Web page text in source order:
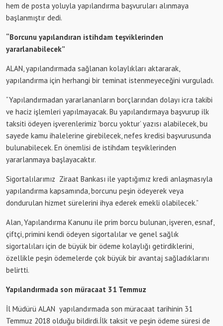
hem de posta yoluyla yapılandırma başvuruları alınmaya
başlanmıştır dedi.
“Borcunu yapılandıran istihdam teşviklerinden
yararlanabilecek”
ALAN, yapılandırmada sağlanan kolaylıkları aktararak,
yapılandırma için herhangi bir teminat istenmeyeceğini vurguladı.
“Yapılandırmadan yararlananların borçlarından dolayı icra takibi
ve haciz işlemleri yapılmayacak. Bu yapılandırmaya başvurup ilk
taksiti ödeyen işverenlerimiz ‘borcu yoktur’ yazısı alabilecek, bu
sayede kamu ihalelerine girebilecek, nefes kredisi başvurusunda
bulunabilecek. En önemlisi de istihdam teşviklerinden
yararlanmaya başlayacaktır.
Sigortalılarımız Ziraat Bankası ile yaptığımız kredi anlaşmasıyla
yapılandırma kapsamında, borcunu peşin ödeyerek veya
dondurulan hizmet sürelerini ihya ederek emekli olabilecek.”
Alan, Yapılandırma Kanunu ile prim borcu bulunan, işveren, esnaf,
çiftçi, primini kendi ödeyen sigortalılar ve genel sağlık
sigortalıları için de büyük bir ödeme kolaylığı getirdiklerini,
özellikle peşin ödemelerde çok büyük bir avantaj sağladıklarını
belirtti.
Yapılandırmada son müracaat 31 Temmuz
İl Müdürü ALAN yapılandırmada son müracaat tarihinin 31
Temmuz 2018 olduğu bildirdi.İlk taksit ve peşin ödeme süresi de